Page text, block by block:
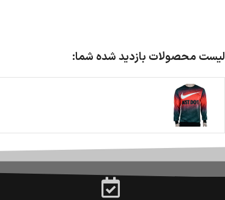
لیست محصولات بازدید شده شما: